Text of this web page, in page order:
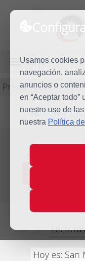
Usamos cookies
navegación,
anuncios o
en “Aceptar
nuestro uso de
nuestra Política
MENÚ
Predicación
L M
21
2019
Hoy es: